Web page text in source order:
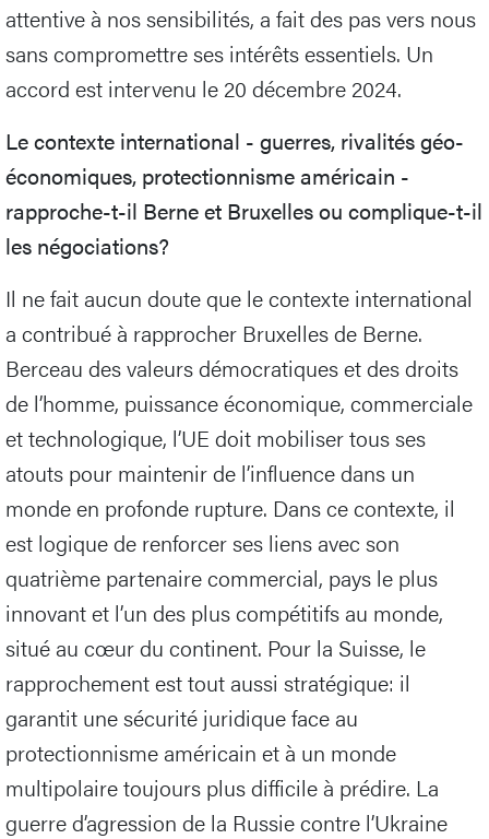
attentive à nos sensibilités, a fait des pas vers nous
sans compromettre ses intérêts essentiels. Un
accord est intervenu le 20 décembre 2024.
Le contexte international - guerres, rivalités géo-
économiques, protectionnisme américain -
rapproche-t-il Berne et Bruxelles ou complique-t-il
les négociations?
Il ne fait aucun doute que le contexte international
a contribué à rapprocher Bruxelles de Berne.
Berceau des valeurs démocratiques et des droits
de l’homme, puissance économique, commerciale
et technologique, l’UE doit mobiliser tous ses
atouts pour maintenir de l’influence dans un
monde en profonde rupture. Dans ce contexte, il
est logique de renforcer ses liens avec son
quatrième partenaire commercial, pays le plus
innovant et l’un des plus compétitifs au monde,
situé au cœur du continent. Pour la Suisse, le
rapprochement est tout aussi stratégique: il
garantit une sécurité juridique face au
protectionnisme américain et à un monde
multipolaire toujours plus difficile à prédire. La
guerre d’agression de la Russie contre l’Ukraine